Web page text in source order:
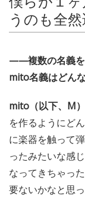
うのも全
——複数の名義を
mito名義はどん
mito（以下、M）
を作るようにど
に楽器を触って
ったみたいな感
なってきちゃっ
要ないかなと思